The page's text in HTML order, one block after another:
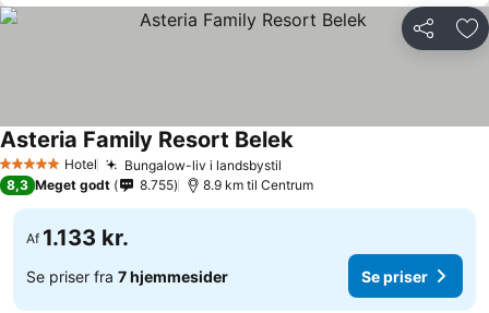
Del
5 Stjerner Hotel Bungalow-liv i landsbystil
Asteria Family Resort Belek
8,3 Meget godt 8.755 8.9 km til Centrum
Af 1.133 kr.
Se priser fra 7 hjemmesider Se priser